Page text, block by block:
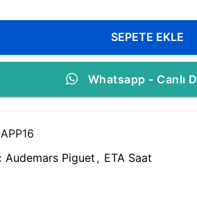
SEPETE EKLE
Whatsapp - Canlı
APP16
Audemars Piguet , ETA Saat